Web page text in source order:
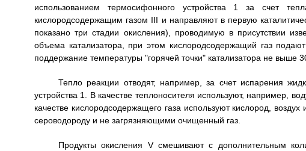
использованием термосифонного устройства 1 за счет
кислородсодержащим газом III и направляют в первую
показано три стадии окисления), проводимую в присутствии
объема катализатора, при этом кислородсодержащий газ
поддержание температуры "горячей точки" катализатора не выше
Тепло реакции отводят, например, за счет испарения
устройства 1. В качестве теплоносителя используют, например,
качестве кислородсодержащего газа используют кислород,
сероводороду и не загрязняющими очищенный газ.
Продукты окисления V смешивают с дополнительным